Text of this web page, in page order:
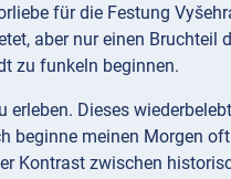
für die Festung
aber nur einen Bruchteil
zu funkeln beginnen.
Dieses
beginne meinen Morgen
Kontrast zwischen